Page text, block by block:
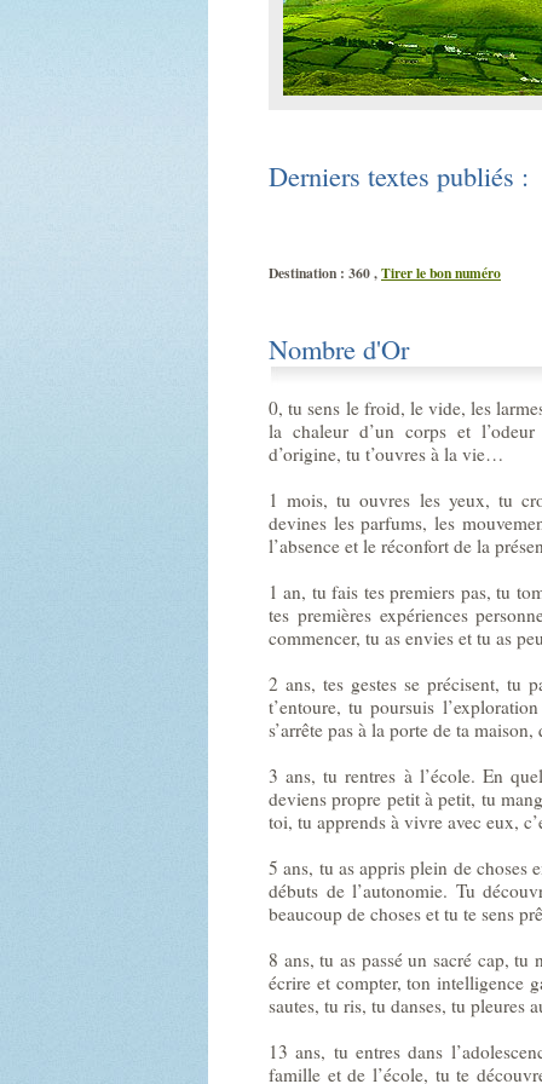
Derniers textes publiés :
Destination : 360 ,Tirer le bon numéro
Nombre d'Or
0, tu sens le froid, le vide, les
la chaleur d’un corps et
d’origine, tu t’ouvres à la vie…
1 mois, tu ouvres les yeux, tu
devines les parfums, les
l’absence et le réconfort de la
1 an, tu fais tes premiers pas, tu
tes premières expériences
commencer, tu as envies et tu as
2 ans, tes gestes se précisent, tu
t’entoure, tu poursuis
s’arrête pas à la porte de ta
3 ans, tu rentres à l’école. En
deviens propre petit à petit, tu
toi, tu apprends à vivre avec eux,
5 ans, tu as appris plein de choses
débuts de l’autonomie. Tu
beaucoup de choses et tu te sens
8 ans, tu as passé un sacré cap,
écrire et compter, ton intelligence
sautes, tu ris, tu danses, tu pleures
13 ans, tu entres dans
famille et de l’école, tu te